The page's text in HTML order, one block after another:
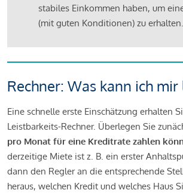
stabiles Einkommen haben, um
(mit guten Konditionen) zu erhalten.
Rechner: Was kann ich mir
Eine schnelle erste Einschätzung erhalten
Leistbarkeits-Rechner. Überlegen Sie
pro Monat für eine Kreditrate zahlen
derzeitige Miete ist z. B. ein erster
dann den Regler an die entsprechende
heraus, welchen Kredit und welches Haus